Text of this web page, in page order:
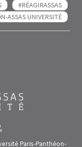
#RÉAGIRASSAS
ASSAS UNIVERSITÉ
Paris-Panthéon-